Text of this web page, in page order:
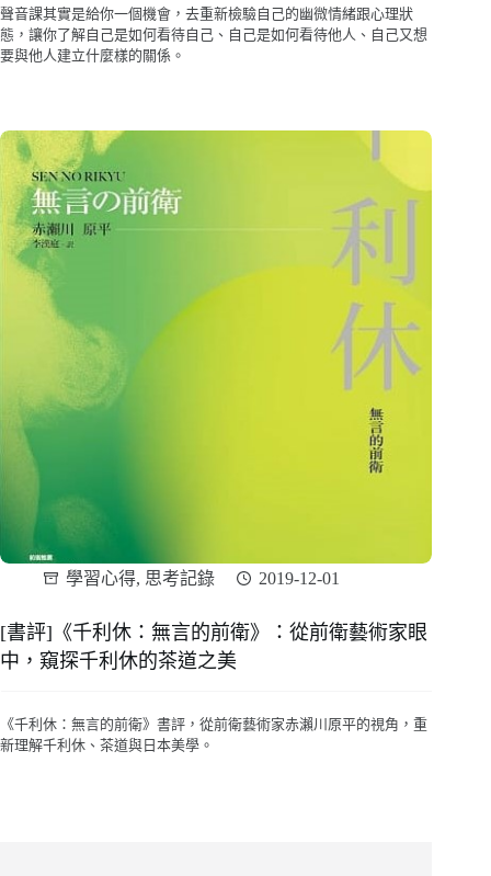
聲音課其實是給你一個機會，去重新檢驗自己的幽微情緒跟心理狀
態，讓你了解自己是如何看待自己、自己是如何看待他人、自己又想
要與他人建立什麼樣的關係。
學習心得, 思考記錄 2019-12-01
[書評]《千利休：無言的前衛》：從前衛藝術家眼
中，窺探千利休的茶道之美
《千利休：無言的前衛》書評，從前衛藝術家赤瀨川原平的視角，重
新理解千利休、茶道與日本美學。